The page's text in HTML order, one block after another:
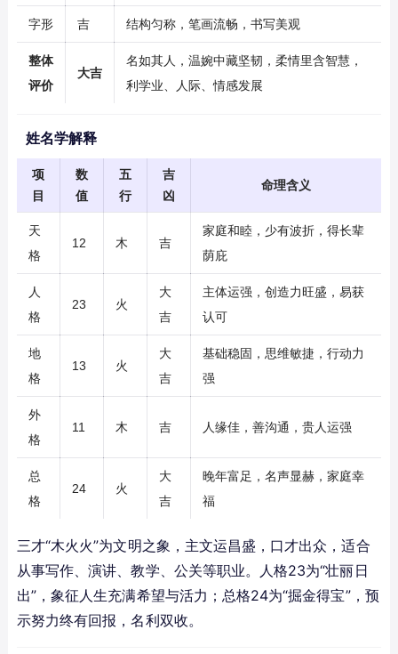
字形 吉 结构匀称，笔画流畅，书写美观
整体
评价
大吉
名如其人，温婉中藏坚韧，柔情里含智慧，
利学业、人际、情感发展
姓名学解释
项
目
数
值
五
行
吉
凶
命理含义
天
格
12 木 吉
家庭和睦，少有波折，得长辈
荫庇
人
格
23 火
大
吉
主体运强，创造力旺盛，易获
认可
地
格
13 火
大
吉
基础稳固，思维敏捷，行动力
强
外
格
11 木 吉 人缘佳，善沟通，贵人运强
总
格
24 火
大
吉
晚年富足，名声显赫，家庭幸
福
三才“木火火”为文明之象，主文运昌盛，口才出众，适合
从事写作、演讲、教学、公关等职业。人格23为“壮丽日
出”，象征人生充满希望与活力；总格24为“掘金得宝”，预
示努力终有回报，名利双收。